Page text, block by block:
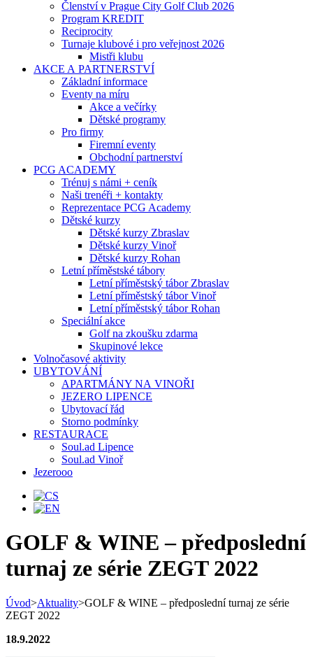
Členství v Prague City Golf Club 2026
Program KREDIT
Reciprocity
Turnaje klubové i pro veřejnost 2026
Mistři klubu
AKCE A PARTNERSTVÍ
Základní informace
Eventy na míru
Akce a večírky
Dětské programy
Pro firmy
Firemní eventy
Obchodní partnerství
PCG ACADEMY
Trénuj s námi + ceník
Naši trenéři + kontakty
Reprezentace PCG Academy
Dětské kurzy
Dětské kurzy Zbraslav
Dětské kurzy Vinoř
Dětské kurzy Rohan
Letní příměstské tábory
Letní příměstský tábor Zbraslav
Letní příměstský tábor Vinoř
Letní příměstský tábor Rohan
Speciální akce
Golf na zkoušku zdarma
Skupinové lekce
Volnočasové aktivity
UBYTOVÁNÍ
APARTMÁNY NA VINOŘI
JEZERO LIPENCE
Ubytovací řád
Storno podmínky
RESTAURACE
Soul.ad Lipence
Soul.ad Vinoř
Jezerooo
GOLF & WINE – předposlední
turnaj ze série ZEGT 2022
Úvod>Aktuality>GOLF & WINE – předposlední turnaj ze série
ZEGT 2022
18.9.2022